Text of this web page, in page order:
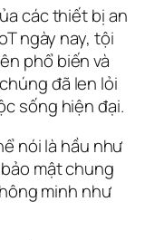
các thiết bị an
ngày nay, tội
phổ biến và
đã len lỏi
sống hiện đại.
nói là hầu như
mật chung
minh như